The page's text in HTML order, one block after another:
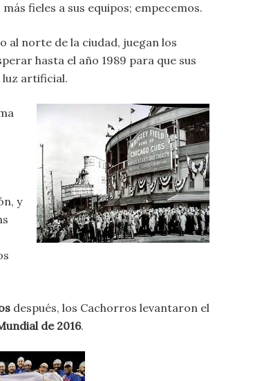
más fieles a sus equipos; empecemos.
al norte de la ciudad, juegan los
hasta el año 1989 para que sus
artificial.
y
después, los Cachorros levantaron el
de 2016.